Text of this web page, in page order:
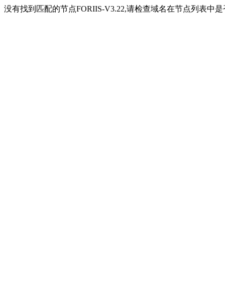
没有找到匹配的节点FORIIS-V3.22,请检查域名在节点列表中